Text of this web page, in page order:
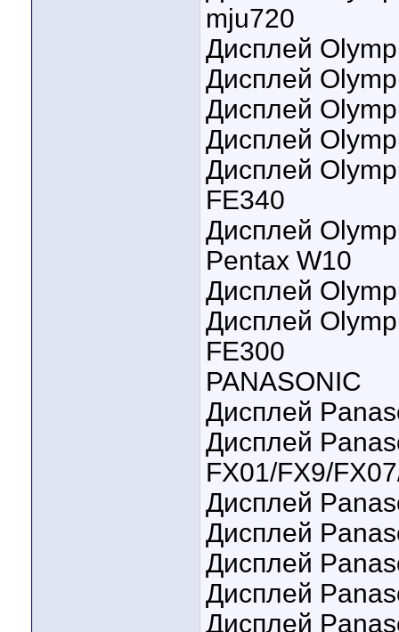
mju720
Дисплей
Дисплей
Дисплей
Дисплей
Дисплей
FE340
Дисплей
Pentax W10
Дисплей
Дисплей
FE300
PANASONIC
Дисплей
Дисплей
FX01/FX9/
Дисплей
Дисплей
Дисплей
Дисплей
Дисплей